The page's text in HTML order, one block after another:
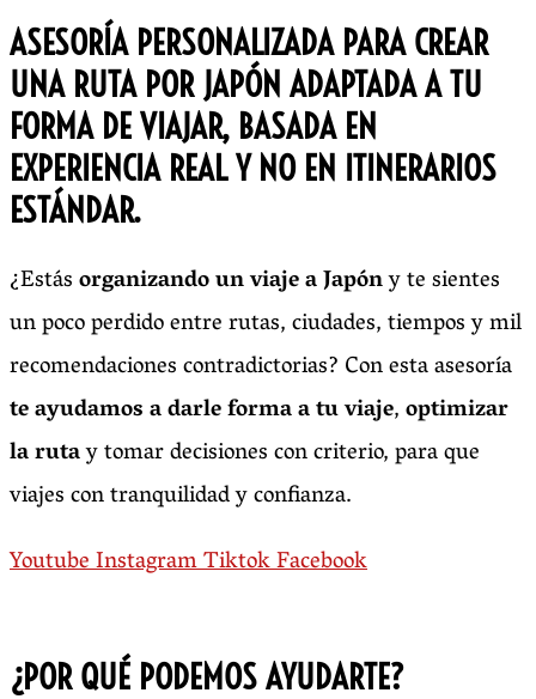
ASESORÍA PERSONALIZADA PARA CREAR
UNA RUTA POR JAPÓN ADAPTADA A TU
FORMA DE VIAJAR, BASADA EN
EXPERIENCIA REAL Y NO EN ITINERARIOS
ESTÁNDAR.
¿Estásorganizando un viaje a Japóny te sientes
un poco perdido entre rutas, ciudades, tiempos y mil
recomendaciones contradictorias?Con esta asesoría
te ayudamos a darle forma a tu viaje,optimizar
la rutay tomar decisiones con criterio, para que
viajes con tranquilidad y confianza.
YoutubeInstagramTiktokFacebook
¿POR QUÉ PODEMOS AYUDARTE?